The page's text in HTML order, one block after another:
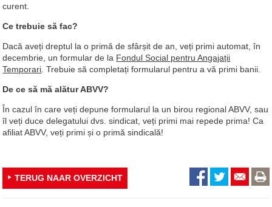
curent.
Ce trebuie să fac?
Dacă aveți dreptul la o primă de sfârșit de an, veți primi automat, în
decembrie, un formular de la Fondul Social pentru Angajații
Temporari . Trebuie să completați formularul pentru a vă primi banii.
De ce să mă alătur ABVV?
În cazul în care veți depune formularul la un birou regional ABVV, sau
îl veți duce delegatului dvs. sindicat, veți primi mai repede prima! Ca
afiliat ABVV, veți primi și o primă sindicală!
TERUG NAAR OVERZICHT